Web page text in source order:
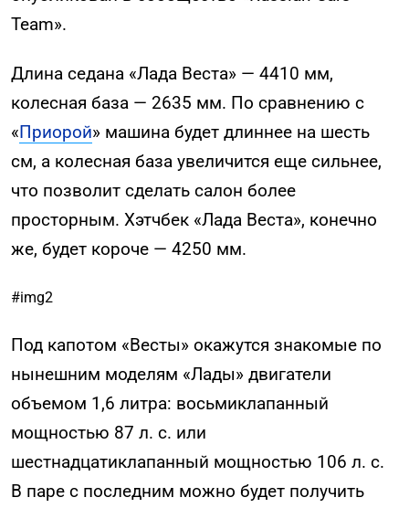
Team».
Длина седана «Лада Веста» — 4410 мм,
колесная база — 2635 мм. По сравнению с
«Приорой» машина будет длиннее на шесть
см, а колесная база увеличится еще сильнее,
что позволит сделать салон более
просторным. Хэтчбек «Лада Веста», конечно
же, будет короче — 4250 мм.
#img2
Под капотом «Весты» окажутся знакомые по
нынешним моделям «Лады» двигатели
объемом 1,6 литра: восьмиклапанный
мощностью 87 л. с. или
шестнадцатиклапанный мощностью 106 л. с.
В паре с последним можно будет получить